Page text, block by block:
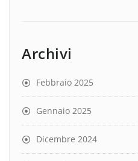
Archivi
Febbraio 2025
Gennaio 2025
Dicembre 2024